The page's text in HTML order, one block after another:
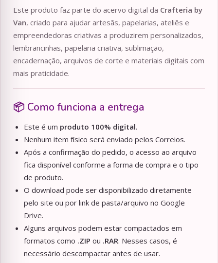
Este produto faz parte do acervo digital da Crafteria by
Van, criado para ajudar artesãs, papelarias, ateliês e
empreendedoras criativas a produzirem personalizados,
lembrancinhas, papelaria criativa, sublimação,
encadernação, arquivos de corte e materiais digitais com
mais praticidade.
📦 Como funciona a entrega
Este é um produto 100% digital.
Nenhum item físico será enviado pelos Correios.
Após a confirmação do pedido, o acesso ao arquivo
fica disponível conforme a forma de compra e o tipo
de produto.
O download pode ser disponibilizado diretamente
pelo site ou por link de pasta/arquivo no Google
Drive.
Alguns arquivos podem estar compactados em
formatos como .ZIP ou .RAR. Nesses casos, é
necessário descompactar antes de usar.